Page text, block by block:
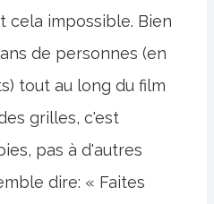
cela impossible. Bien
de personnes (en
tout au long du film
grilles, c'est
pas à d'autres
dire: « Faites